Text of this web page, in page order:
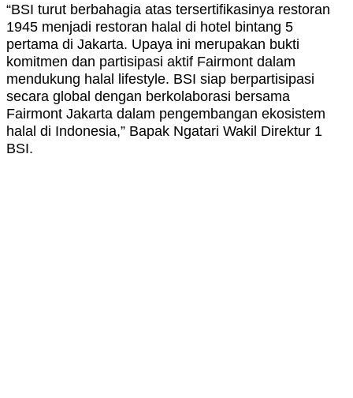
“BSI turut berbahagia atas tersertifikasinya restoran
1945 menjadi restoran halal di hotel bintang 5
pertama di Jakarta. Upaya ini merupakan bukti
komitmen dan partisipasi aktif Fairmont dalam
mendukung halal lifestyle. BSI siap berpartisipasi
secara global dengan berkolaborasi bersama
Fairmont Jakarta dalam pengembangan ekosistem
halal di Indonesia,” Bapak Ngatari Wakil Direktur 1
BSI.